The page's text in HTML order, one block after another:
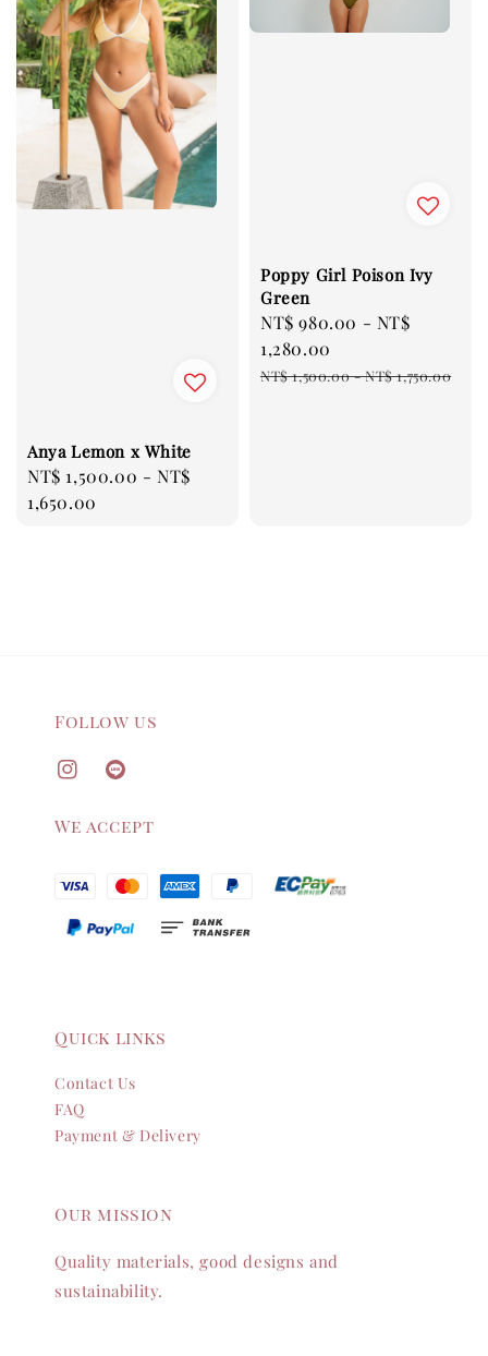
Anya Lemon x White
Regular
price
NT$ 1,500.00 -NT$
1,650.00
Poppy Girl Poison Ivy
Green
Sale
price
NT$ 980.00 - NT$
1,280.00
Regular
NT$ 1,500.00-NT$ 1,750.00
Follow us
We accept
Quick links
Contact Us
FAQ
Payment & Delivery
Our mission
Quality materials, good designs and
sustainability.